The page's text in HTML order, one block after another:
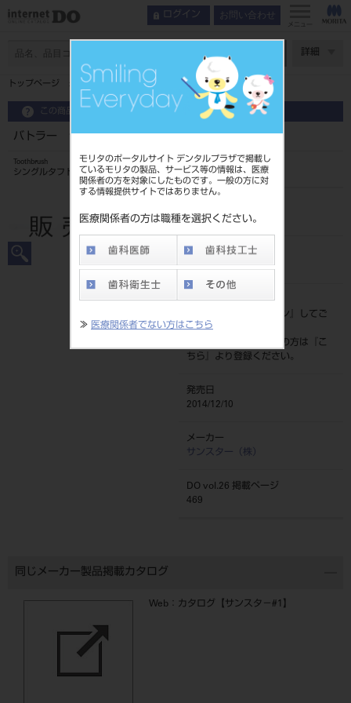
モリタのポータルサイト デンタルプラザで掲載し
ているモリタの製品、サービス等の情報は、医療
関係者の方を対象にしたものです。一般の方に対
する情報提供サイトではありません。
医療関係者の方は職種を選択ください。
≫ 医療関係者でない方はこちら
ログイン お問い合わせ
メニュー
詳細
トップページ バトラー シングルタフト ＃01F
この商品に関するお問い合わせ
バトラー シングルタフト ＃01F
Toothbrush
シングルタフト ＃01F
205070151
JAN/EANコード
標準価格
ログイン
』してご
覧ください。
ネット会員登録がまだの方は『
こ
ちら
』より登録ください。
発売日
2014/12/10
メーカー
サンスター（株）
DO vol.26 掲載ページ
469
同じメーカー製品掲載カタログ
Web：カタログ【サンスタ－#1】